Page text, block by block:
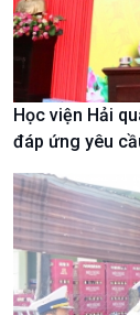
Xã hội
Tin Đời sống &
360 độ Sức
Chuyển đổi
Tài nguyên và
Chuyên gia
Xã hội chuyển
Bước chân đến
Học viện Hải
đáp ứng yêu